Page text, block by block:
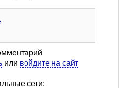
или войдите на сайт
сети: